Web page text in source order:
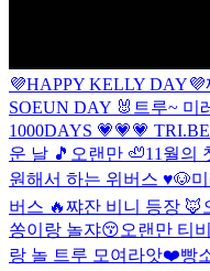
💜HAPPY KELLY DAY💜
SOEUN DAY 🐰 트루~ 미
1000DAYS 💗💗💗
운 날 🎵 오랜만 🦥11월의
원해서 하는 위버스 ♥️🐶
버스 🔥쨔잔 비니 등장 🦊
쏭이랑 놀쟈😚오랜만 티
랑 놀 트루 모여라앗❤️빵